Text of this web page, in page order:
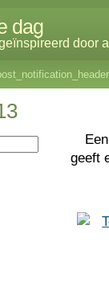
dag
door
geeft